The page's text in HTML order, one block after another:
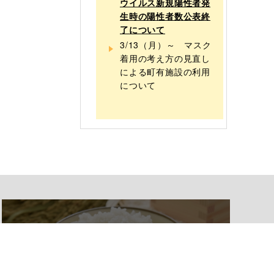
生時の陽性者数公表終
了について
3/13（月）～ マスク
着用の考え方の見直し
による町有施設の利用
について